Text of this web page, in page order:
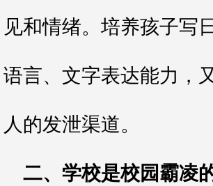
见和情绪。培养孩子写
语言、文字表达能力，
人的发泄渠道。
二、学校是校园霸凌